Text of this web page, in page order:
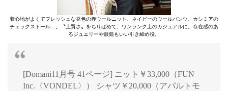
着心地がよくてフレッシュな発色の赤ウールニット、ネイビーのウールパンツ、カシミアの
チェックストール…。〝上質さ〟をちりばめて、ワンランク上のカジュアルに。存在感のあ
るジュエリーや眼鏡もいい引き締め役。
[Domani11月号 41ページ] ニット￥33,000（FUN
Inc.〈VONDEL〉） シャツ￥20,000（アパルトモ